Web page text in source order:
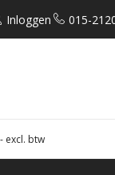
Inloggen 015-
excl. btw